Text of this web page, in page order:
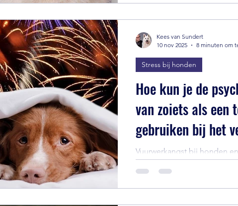
zoals angstig en vermijdend.
Hoe kun je de
van zoiets als een
gebruiken bij het
vuurwerkangst bij
Vuurwerkangst bij honden
gehoorbescherming, denk
hebt aan je teddybeer van
Stress bij honden
Kees van Sundert
10 nov 2025
8 minuten om